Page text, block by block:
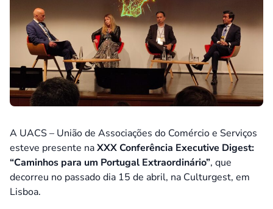
A UACS – União de Associações do Comércio e Serviços
esteve presente naXXX Conferência Executive Digest:
“Caminhos para um Portugal Extraordinário”, que
decorreu no passado dia 15 de abril, na Culturgest, em
Lisboa.